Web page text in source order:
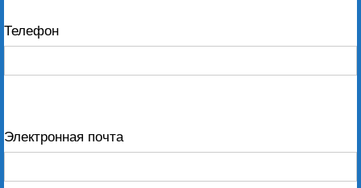
Телефон
Электронная почта